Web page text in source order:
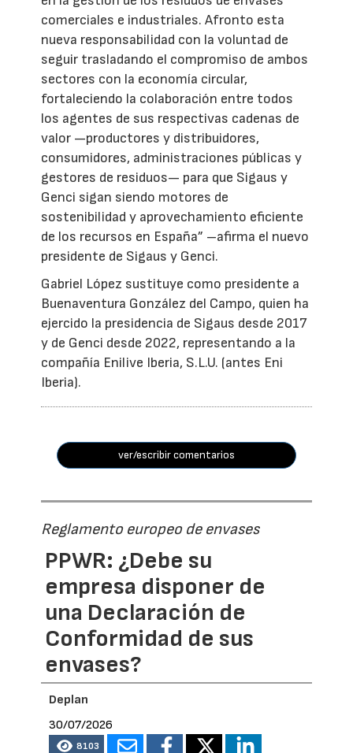
comerciales e industriales. Afronto esta
nueva responsabilidad con la voluntad de
seguir trasladando el compromiso de ambos
sectores con la economía circular,
fortaleciendo la colaboración entre todos
los agentes de sus respectivas cadenas de
valor —productores y distribuidores,
consumidores, administraciones públicas y
gestores de residuos— para que Sigaus y
Genci sigan siendo motores de
sostenibilidad y aprovechamiento eficiente
de los recursos en España” –afirma el nuevo
presidente de Sigaus y Genci.
Gabriel López sustituye como presidente a
Buenaventura González del Campo, quien ha
ejercido la presidencia de Sigaus desde 2017
y de Genci desde 2022, representando a la
compañía Enilive Iberia, S.L.U. (antes Eni
Iberia).
ver/escribir comentarios
Reglamento europeo de envases
PPWR: ¿Debe su
empresa disponer de
una Declaración de
Conformidad de sus
envases?
Deplan
30/07/2026
8103